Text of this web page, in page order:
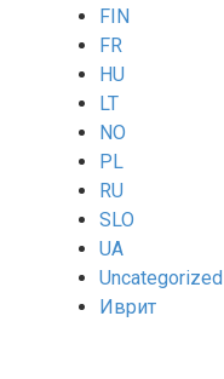
FIN
FR
HU
LT
NO
PL
RU
SLO
UA
Uncategorized
Иврит